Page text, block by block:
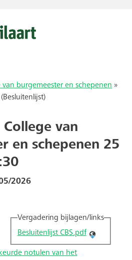
van burgemeester en schepenen »
van
en schepenen 25
2026
Vergadering bijlagen/links
Besluitenlijst CBS.pdf
notulen van het